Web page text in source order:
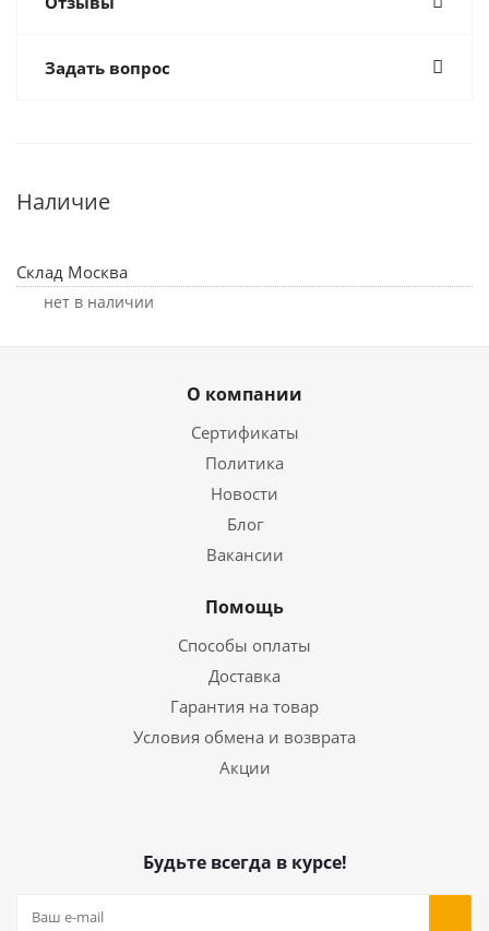
Задать вопрос
Наличие
Склад Москва
Нет в наличии
О компании
Сертификаты
Политика
Новости
Блог
Вакансии
Помощь
Способы оплаты
Доставка
Гарантия на товар
Условия обмена и возврата
Акции
Будьте всегда в курсе!